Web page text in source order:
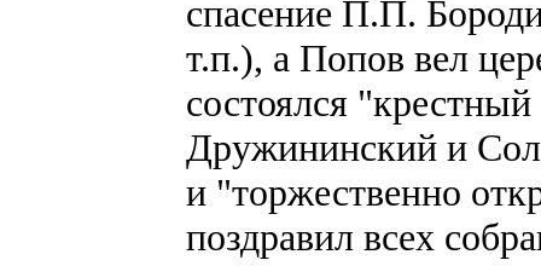
спасение П.П.
т.п.), а Попов вел
состоялся
Дружининский и
и "торжественно
поздравил всех